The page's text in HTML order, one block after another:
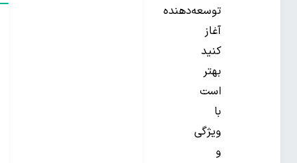
توسعه‌دهنده
آغاز
کنید
بهتر
است
با
ویژگی
و